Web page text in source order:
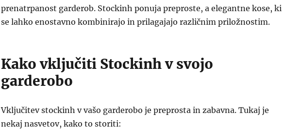
prenatrpanost garderob. Stockinh ponuja preproste, a elegantne kose, ki
se lahko enostavno kombinirajo in prilagajajo različnim priložnostim.
Kako vključiti Stockinh v svojo
garderobo
Vključitev stockinh v vašo garderobo je preprosta in zabavna. Tukaj je
nekaj nasvetov, kako to storiti: